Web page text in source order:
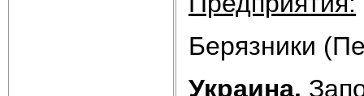
Берязники
Украина.